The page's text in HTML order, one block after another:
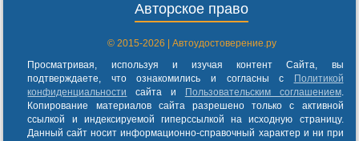
Авторское право
© 2015-2026 | Автоудостоверение.ру
Просматривая, используя и изучая контент Сайта, вы
подтверждаете, что ознакомились и согласны с
Политикой
конфиденциальности
сайта и Пользовательским соглашением.
Копирование материалов сайта разрешено только с активной
ссылкой и индексируемой гиперссылкой на исходную страницу.
Данный сайт носит информационно-справочный характер и ни при